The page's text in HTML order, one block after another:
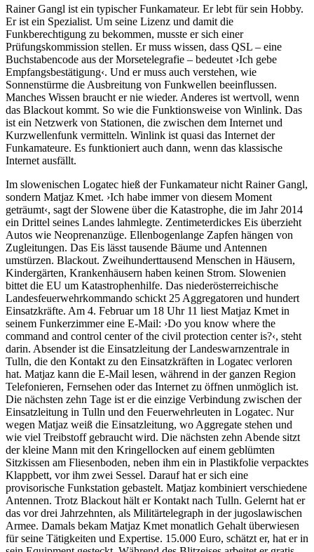
Rainer Gangl ist ein typischer Funkamateur. Er lebt für sein Hobby.
Er ist ein Spezialist. Um seine Lizenz und damit die
Funkberechtigung zu bekommen, musste er sich einer
Prüfungskommission stellen. Er muss wissen, dass QSL – eine
Buchstabencode aus der Morsetelegrafie – bedeutet ›Ich gebe
Empfangsbestätigung‹. Und er muss auch verstehen, wie
Sonnenstürme die Ausbreitung von Funkwellen beeinflussen.
Manches Wissen braucht er nie wieder. Anderes ist wertvoll, wenn
das Blackout kommt. So wie die Funktionsweise von Winlink. Das
ist ein Netzwerk von Stationen, die zwischen dem Internet und
Kurzwellenfunk vermitteln. Winlink ist quasi das Internet der
Funkamateure. Es funktioniert auch dann, wenn das klassische
Internet ausfällt.
Im slowenischen Logatec hieß der Funkamateur nicht Rainer Gangl,
sondern Matjaz Kmet. ›Ich habe immer von diesem Moment
geträumt‹, sagt der Slowene über die Katastrophe, die im Jahr 2014
ein Drittel seines Landes lahmlegte. Zentimeterdickes Eis überzieht
Autos wie Neoprenanzüge. Ellenbogenlange Zapfen hängen von
Zugleitungen. Das Eis lässt tausende Bäume und Antennen
umstürzen. Blackout. Zweihunderttausend Menschen in Häusern,
Kindergärten, Krankenhäusern haben keinen Strom. Slowenien
bittet die EU um Katastrophenhilfe. Das niederösterreichische
Landesfeuerwehrkommando schickt 25 Aggregatoren und hundert
Einsatzkräfte. Am 4. Februar um 18 Uhr 11 liest Matjaz Kmet in
seinem Funkerzimmer eine E-Mail: ›Do you know where the
command and control center of the civil protection center is?‹, steht
darin. Absender ist die Einsatzleitung der Landeswarnzentrale in
Tulln, die den Kontakt zu den Einsatzkräften in Logatec verloren
hat. Matjaz kann die E-Mail lesen, während in der ganzen Region
Telefonieren, Fernsehen oder das Internet zu öffnen unmöglich ist.
Die nächsten zehn Tage ist er die einzige Verbindung zwischen der
Einsatzleitung in Tulln und den Feuerwehrleuten in Logatec. Nur
wegen Matjaz weiß die Einsatzleitung, wo Aggregate stehen und
wie viel Treibstoff gebraucht wird. Die nächsten zehn Abende sitzt
der kleine Mann mit den Kringellocken auf einem geblümten
Sitzkissen am Fliesenboden, neben ihm ein in Plastikfolie verpacktes
Klappbett, vor ihm zwei Sessel. Darauf hat er sich eine
provisorische Funkstation gebastelt. Matjaz kombiniert verschiedene
Antennen. Trotz Blackout hält er Kontakt nach Tulln. Gelernt hat er
das vor drei Jahrzehnten, als Militärtelegraph in der jugoslawischen
Armee. Damals bekam Matjaz Kmet monatlich Gehalt überwiesen
für seine Tätigkeiten und Expertise. 15.000 Euro, schätzt er, hat er in